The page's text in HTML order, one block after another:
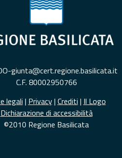
giunta@cert.regione.basilicata.it
C.F. 80002950766
legali | Privacy| Crediti | Il Logo
Dichiarazione di accessibilità
©2010 Regione Basilicata